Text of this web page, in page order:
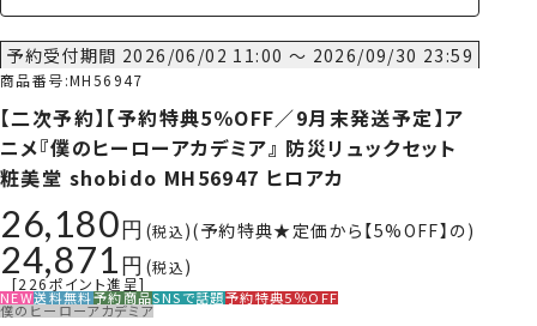
予約受付期間 2026/06/02 11:00 〜 2026/09/30 23:59
商品番号 MH56947
【二次予約】【予約特典5％OFF／9月末発送予定】ア
ニメ『僕のヒーローアカデミア』 防災リュックセット
粧美堂 shobido MH56947 ヒロアカ
26,180 税込 予約特典★定価から【5%OFF】の
24,871
税込
[226ポイント進呈]
NEW送料無料予約商品SNSで話題予約特典5％OFF
僕のヒーローアカデミア